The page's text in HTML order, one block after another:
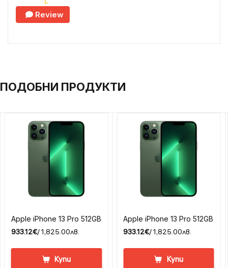
Review
ПОДОБНИ ПРОДУКТИ
Apple iPhone 13 Pro 512GB
933.12€/ 1,825.00лв.
Купи
Apple iPhone 13 Pro 512GB
933.12€/ 1,825.00лв.
Купи